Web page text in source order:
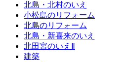
北島・北村のいえ
小松島のリフォーム
北島のリフォーム
北島・新喜来のいえ
北田宮のいえⅡ
建築